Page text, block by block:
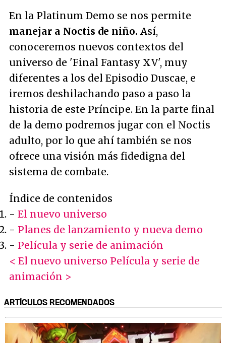
En la Platinum Demo se nos permite
manejar a Noctis de niño. Así,
conoceremos nuevos contextos del
universo de 'Final Fantasy XV', muy
diferentes a los del Episodio Duscae, e
iremos deshilachando paso a paso la
historia de este Príncipe. En la parte final
de la demo podremos jugar con el Noctis
adulto, por lo que ahí también se nos
ofrece una visión más fidedigna del
sistema de combate.
Índice de contenidos
- El nuevo universo
- Planes de lanzamiento y nueva demo
- Película y serie de animación
< El nuevo universo Película y serie de
animación >
ARTÍCULOS RECOMENDADOS